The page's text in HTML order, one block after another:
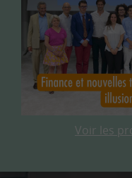
Voir les